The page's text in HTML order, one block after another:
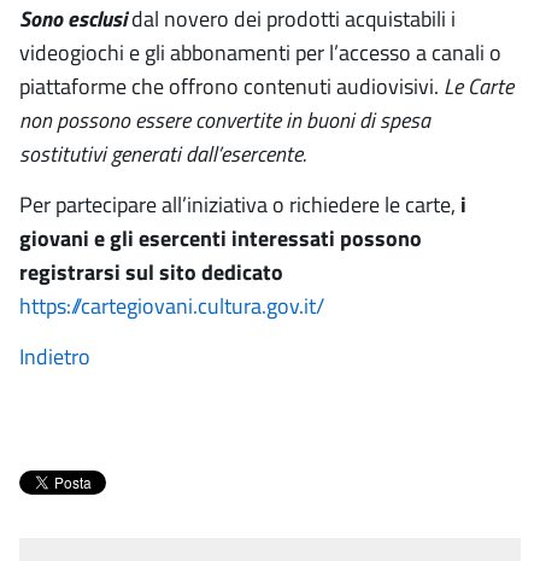
Sono esclusidal novero dei prodotti acquistabili i
videogiochi e gli abbonamenti per l’accesso a canali o
piattaforme che offrono contenuti audiovisivi. Le Carte
non possono essere convertite in buoni di spesa
sostitutivi generati dall’esercente.
Per partecipare all’iniziativa o richiedere le carte, i
giovani e gli esercenti interessati possono
registrarsi sul sito dedicato
https://cartegiovani.cultura.gov.it/
Indietro